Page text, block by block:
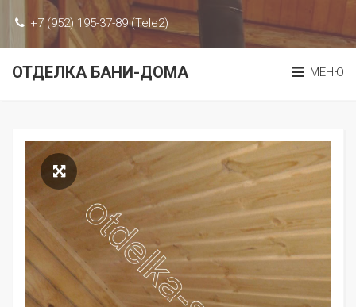
+7 (952) 195-37-89 (Tele2)
ОТДЕЛКА БАНИ-ДОМА МЕНЮ